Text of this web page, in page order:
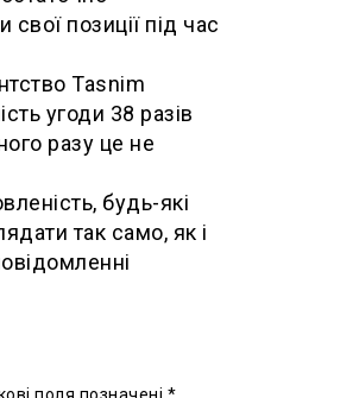
позиції під час
Tasnim
угоди 38 разів
разу це не
будь-які
так само, як і
поля позначені *